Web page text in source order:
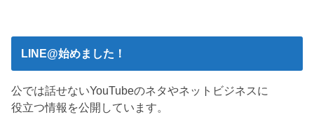
LINE@始めました！
公では話せないYouTubeのネタやネットビジネスに
役立つ情報を公開しています。